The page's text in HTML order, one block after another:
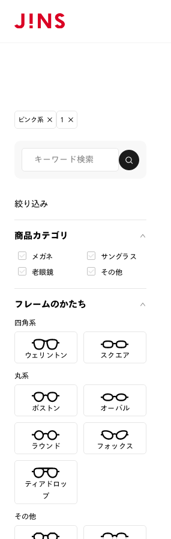
ピンク系 1
絞り込み
商品カテゴリ
メガネ サングラス
老眼鏡 その他
フレームのかたち
四角系
ウェリントン スクエア
丸系
ボストン オーバル
ラウンド フォックス
ティアドロッ
プ
その他